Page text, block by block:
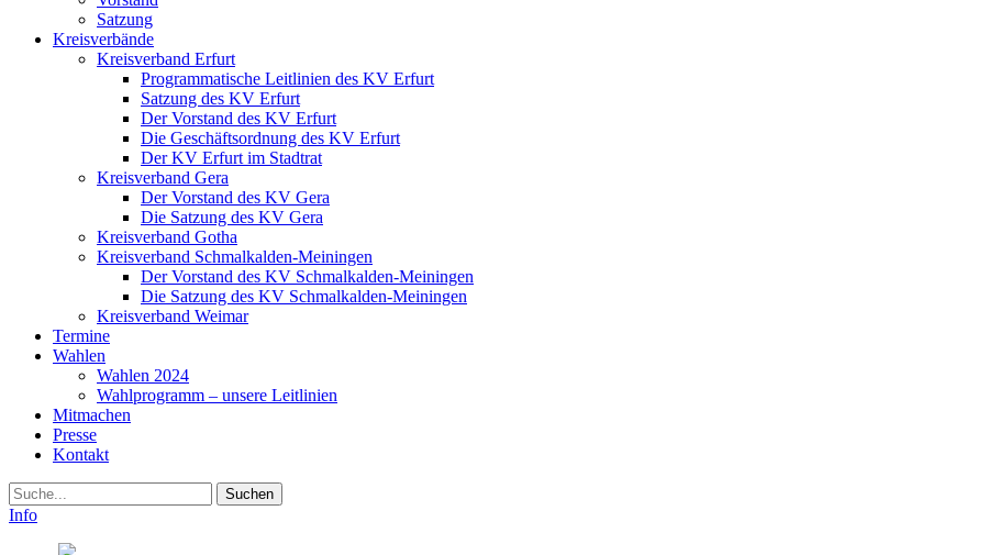
Satzung
Kreisverbände
Kreisverband Erfurt
Programmatische Leitlinien des KV Erfurt
Satzung des KV Erfurt
Der Vorstand des KV Erfurt
Die Geschäftsordnung des KV Erfurt
Der KV Erfurt im Stadtrat
Kreisverband Gera
Der Vorstand des KV Gera
Die Satzung des KV Gera
Kreisverband Gotha
Kreisverband Schmalkalden-Meiningen
Der Vorstand des KV Schmalkalden-Meiningen
Die Satzung des KV Schmalkalden-Meiningen
Kreisverband Weimar
Termine
Wahlen
Wahlen 2024
Wahlprogramm – unsere Leitlinien
Mitmachen
Presse
Kontakt
Suche
Info